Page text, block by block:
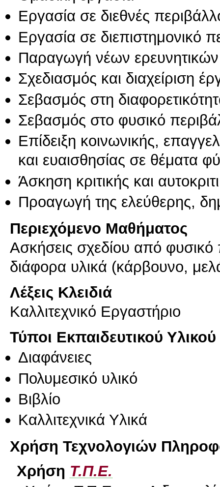
Εργασία σε διεθνές
Εργασία σε διεπιστημονικό
Παραγωγή νέων
Σχεδιασμός και διαχείριση
Σεβασμός στη
Σεβασμός στο φυσικό
Επίδειξη κοινωνικής,
και ευαισθησίας σε θέματα
Άσκηση κριτικής και
Προαγωγή της ελεύθερης,
Περιεχόμενο Μαθήματος
Ασκήσεις σχεδίου από
διάφορα υλικά (κάρβουνο,
Λέξεις Κλειδιά
Καλλιτεχνικό Εργαστήριο
Τύποι Εκπαιδευτικού Υλικού
Διαφάνειες
Πολυμεσικό υλικό
Βιβλίο
Καλλιτεχνικά Υλικά
Χρήση Τεχνολογιών
Χρήση Τ.Π.Ε.